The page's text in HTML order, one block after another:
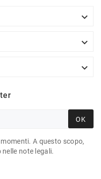



OK
A questo scopo,
note legali.